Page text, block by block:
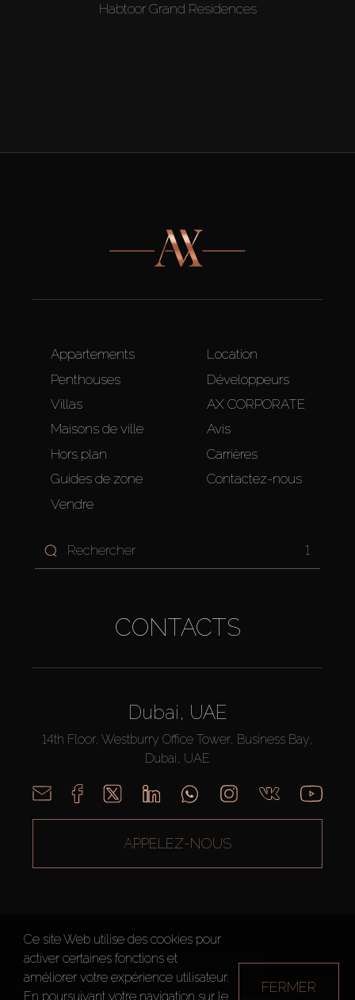
Habtoor Grand Residences
Appartements
Penthouses
Villas
Maisons de ville
Hors plan
Guides de zone
Vendre
Location
Développeurs
AX CORPORATE
Avis
Carrières
Contactez-nous
1
CONTACTS
Dubai, UAE
14th Floor, Westburry Office Tower, Business Bay,
Dubai, UAE
APPELEZ-NOUS
AX CAPITAL ©2026 Tous droits réservés
Conditions d'utilisation
Politique de confidentialité Plan du site
Ce site Web utilise des cookies pour
activer certaines fonctions et
améliorer votre expérience utilisateur.
En poursuivant votre navigation sur le
FERMER